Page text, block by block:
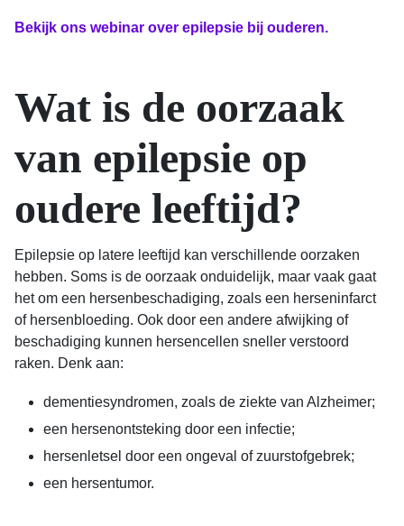
Bekijk ons webinar over epilepsie bij ouderen.
Wat is de oorzaak
van epilepsie op
oudere leeftijd?
Epilepsie op latere leeftijd kan verschillende oorzaken
hebben. Soms is de oorzaak onduidelijk, maar vaak gaat
het om een hersenbeschadiging, zoals een herseninfarct
of hersenbloeding. Ook door een andere afwijking of
beschadiging kunnen hersencellen sneller verstoord
raken. Denk aan:
dementiesyndromen, zoals de ziekte van Alzheimer;
een hersenontsteking door een infectie;
hersenletsel door een ongeval of zuurstofgebrek;
een hersentumor.